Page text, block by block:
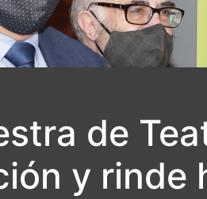
de
y rinde